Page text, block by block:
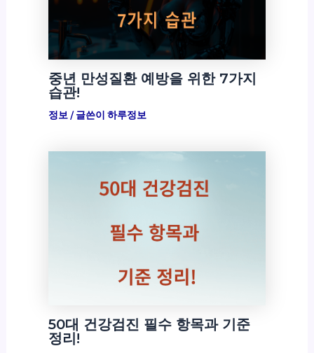
중년 만성질환 예방을 위한 7가지
습관!
정보/ 글쓴이 하루정보
50대 건강검진 필수 항목과 기준
정리!